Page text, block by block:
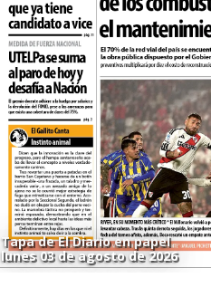
Tapa de El Diario en papel
lunes 03 de agosto de 2026